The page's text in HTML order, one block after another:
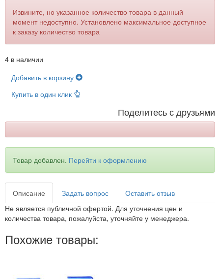
Извините, но указанное количество товара в данный
момент недоступно. Установлено максимальное доступное
к заказу количество товара
4 в наличии
Добавить в корзину
Купить в один клик
Поделитесь с друзьями
Товар добавлен. Перейти к оформлению
Описание Задать вопрос
Оставить отзыв
Не является публичной офертой. Для уточнения цен и
количества товара, пожалуйста, уточняйте у менеджера.
Похожие товары: